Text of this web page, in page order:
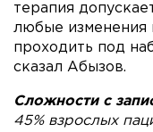
терапия
любые изменения
проходить под
сказал Абызов.
Сложности с
45% взрослых